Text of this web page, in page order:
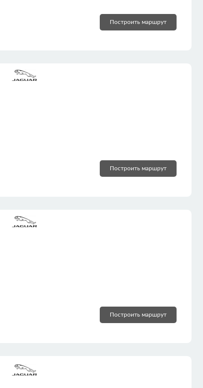
Построить маршрут
Построить маршрут
Построить маршрут